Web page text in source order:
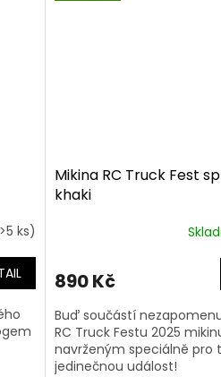
ks)
Mikina RC Truck Fest
khaki
890 Kč
Buď součástí
RC Truck Festu 2025
navrženým speciálně pro
jedinečnou událost!